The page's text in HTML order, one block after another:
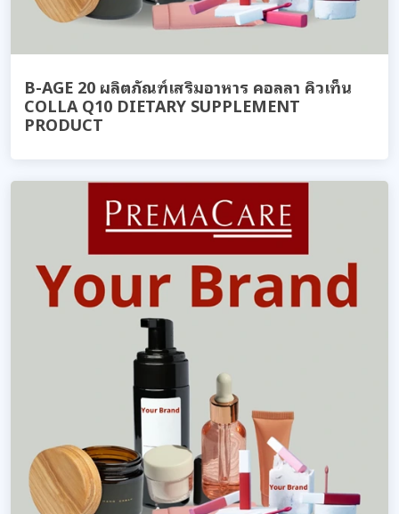
B-AGE 20 ผลิตภัณฑ์เสริมอาหาร คอลลา คิวเท็น
COLLA Q10 DIETARY SUPPLEMENT
PRODUCT